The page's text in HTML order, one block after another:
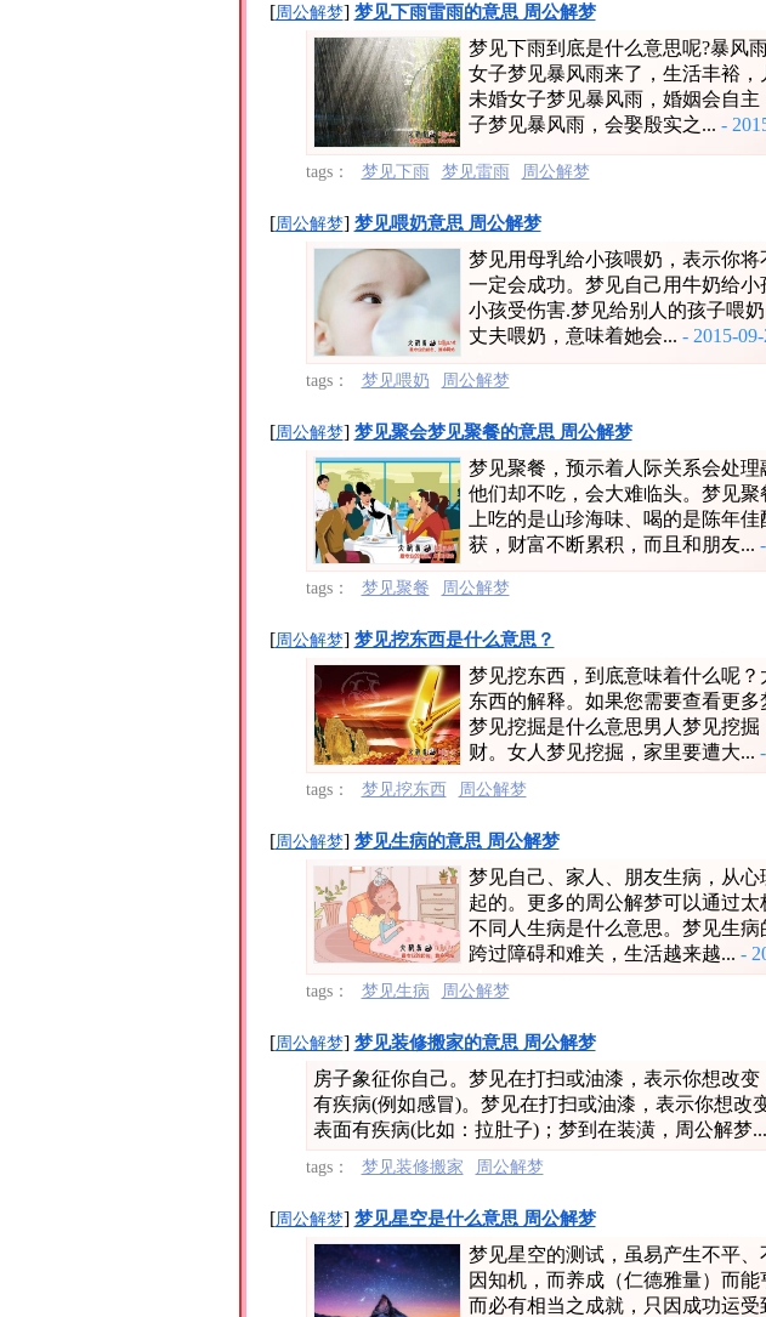
[周公解梦] 梦见下雨雷雨的意思 周公解梦
梦见下雨到底是什么意思呢?暴风
女子梦见暴风雨来了，生活丰裕，
未婚女子梦见暴风雨，婚姻会自
子梦见暴风雨，会娶殷实之... -
tags： 梦见下雨 梦见雷雨 周公解梦
[周公解梦] 梦见喂奶意思 周公解梦
梦见用母乳给小孩喂奶，表示你
一定会成功。梦见自己用牛奶给
小孩受伤害.梦见给别人的孩子喂
丈夫喂奶，意味着她会... - 2015-09-
tags： 梦见喂奶 周公解梦
[周公解梦] 梦见聚会梦见聚餐的意思 周公解梦
梦见聚餐，预示着人际关系会处理
他们却不吃，会大难临头。梦见
上吃的是山珍海味、喝的是陈年
获，财富不断累积，而且和朋友...
tags： 梦见聚餐 周公解梦
[周公解梦] 梦见挖东西是什么意思？
梦见挖东西，到底意味着什么呢
东西的解释。如果您需要查看更多
梦见挖掘是什么意思男人梦见挖
财。女人梦见挖掘，家里要遭大...
tags： 梦见挖东西 周公解梦
[周公解梦] 梦见生病的意思 周公解梦
梦见自己、家人、朋友生病，从心
起的。更多的周公解梦可以通过
不同人生病是什么意思。梦见生
跨过障碍和难关，生活越来越... -
tags： 梦见生病 周公解梦
[周公解梦] 梦见装修搬家的意思 周公解梦
房子象征你自己。梦见在打扫或油漆，表示你想改
有疾病(例如感冒)。梦见在打扫或油漆，表示你想改
表面有疾病(比如：拉肚子)；梦到在装潢，周公解梦...
tags： 梦见装修搬家 周公解梦
[周公解梦] 梦见星空是什么意思 周公解梦
梦见星空的测试，虽易产生不平
因知机，而养成（仁德雅量）而
而必有相当之成就，只因成功运